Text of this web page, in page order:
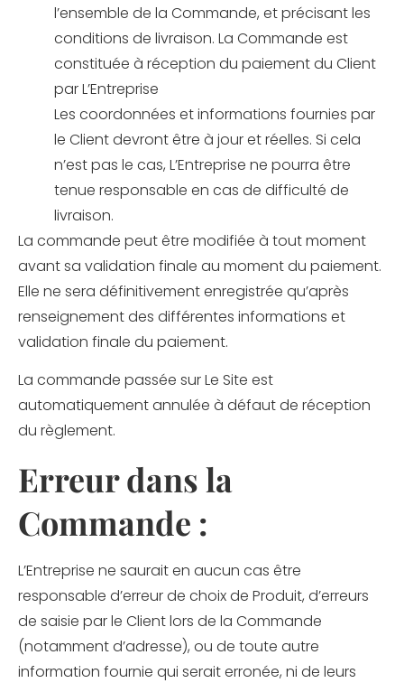
l’ensemble de la Commande, et précisant les
conditions de livraison. La Commande est
constituée à réception du paiement du Client
par L’Entreprise
Les coordonnées et informations fournies par
le Client devront être à jour et réelles. Si cela
n’est pas le cas, L’Entreprise ne pourra être
tenue responsable en cas de difficulté de
livraison.
La commande peut être modifiée à tout moment
avant sa validation finale au moment du paiement.
Elle ne sera définitivement enregistrée qu’après
renseignement des différentes informations et
validation finale du paiement.
La commande passée sur Le Site est
automatiquement annulée à défaut de réception
du règlement.
Erreur dans la
Commande :
L’Entreprise ne saurait en aucun cas être
responsable d’erreur de choix de Produit, d’erreurs
de saisie par le Client lors de la Commande
(notamment d’adresse), ou de toute autre
information fournie qui serait erronée, ni de leurs